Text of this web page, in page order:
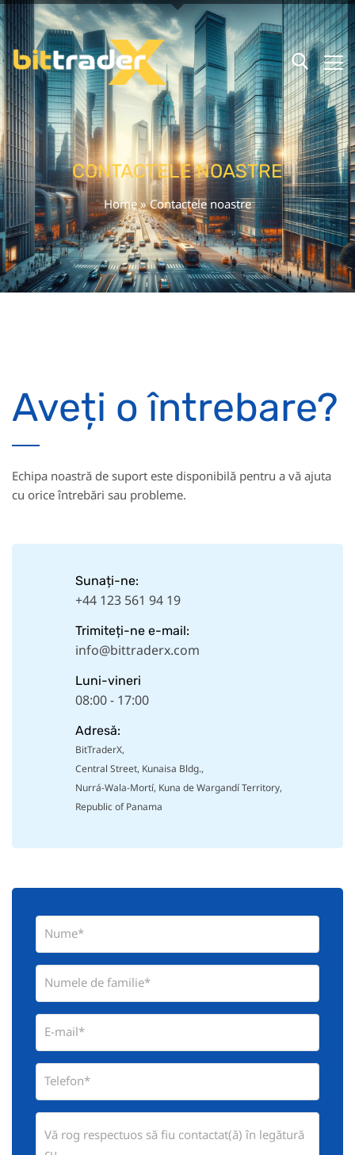
CONTACTELE NOASTRE
Home»Contactele noastre
Aveți o întrebare?
Echipa noastră de suport este disponibilă pentru a vă ajuta
cu orice întrebări sau probleme.
Sunați-ne:
+44 123 561 94 19
Trimiteți-ne e-mail:
info@bittraderx.com
Luni-vineri
08:00 - 17:00
Adresă:
BitTraderX,
Central Street, Kunaisa Bldg.,
Nurrá-Wala-Mortí, Kuna de Wargandí Territory,
Republic of Panama